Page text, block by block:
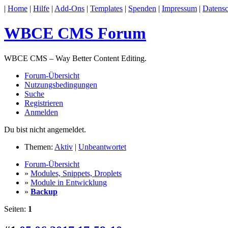
| Home | Hilfe | Add-Ons | Templates | Spenden | Impressum |
WBCE CMS Forum
WBCE CMS – Way Better Content Editing.
Forum-Übersicht
Nutzungsbedingungen
Suche
Registrieren
Anmelden
Du bist nicht angemeldet.
Themen: Aktiv | Unbeantwortet
Forum-Übersicht
» Modules, Snippets, Droplets
» Module in Entwicklung
» Backup
Seiten: 1